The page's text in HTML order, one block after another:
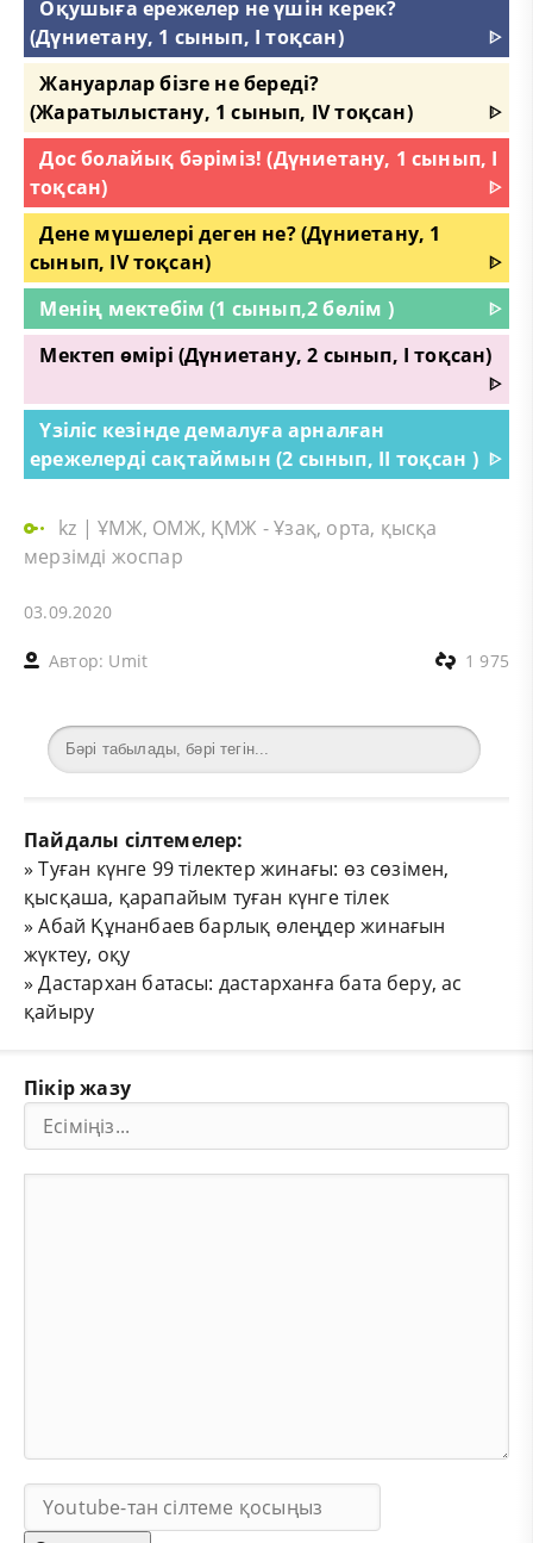
Оқушыға ережелер не үшін керек?
(Дүниетану, 1 сынып, I тоқсан)
ᐈ
Жануарлар бізге не береді?
(Жаратылыстану, 1 сынып, IV тоқсан)
ᐈ
Дос болайық бәріміз! (Дүниетану, 1 сынып, I
тоқсан)
ᐈ
Дене мүшелері деген не? (Дүниетану, 1
сынып, IV тоқсан)
ᐈ
Менің мектебім (1 сынып,2 бөлім )
ᐈ
Мектеп өмірі (Дүниетану, 2 сынып, I тоқсан)
ᐈ
Үзіліс кезінде демалуға арналған
ережелерді сақтаймын (2 сынып, II тоқсан ) ᐈ
kz |ҰМЖ, ОМЖ, ҚМЖ - Ұзақ, орта, қысқа
мерзімді жоспар
03.09.2020
Автор: Umit 1 975
Пайдалы сілтемелер:
»Туған күнге 99 тілектер жинағы: өз сөзімен,
қысқаша, қарапайым туған күнге тілек
»Абай Құнанбаев барлық өлеңдер жинағын
жүктеу, оқу
»Дастархан батасы: дастарханға бата беру, ас
қайыру
Пікір жазу